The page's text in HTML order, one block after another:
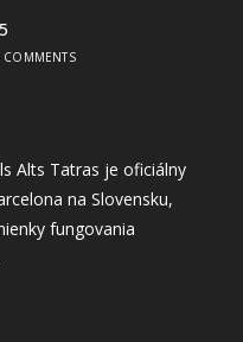
COMMENTS
Alts Tatras je oficiálny
na Slovensku,
fungovania